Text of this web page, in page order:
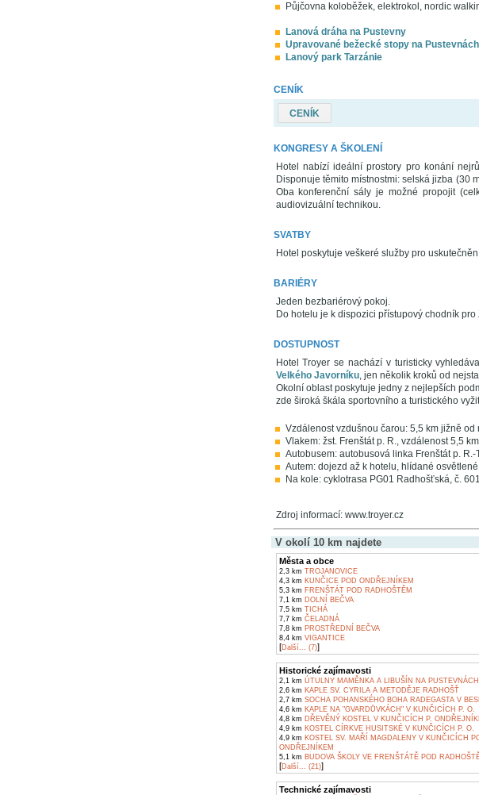
Půjčovna koloběžek, elektrokol, nordic
Lanová dráha na Pustevny
Upravované bežecké stopy na Pustevnách
Lanový park Tarzánie
CENÍK
CENÍK
KONGRESY A ŠKOLENÍ
Hotel nabízí ideální prostory pro konání
Disponuje těmito místnostmi: selská jizba (30
Oba konferenční sály je možné propojit
audiovizuální technikou.
SVATBY
Hotel poskytuje veškeré služby pro
BARIÉRY
Jeden bezbariérový pokoj.
Do hotelu je k dispozici přístupový chodník pro
DOSTUPNOST
Hotel Troyer se nachází v turisticky
Velkého Javorníku, jen několik kroků od
Okolní oblast poskytuje jedny z nejlepších
zde široká škála sportovního a turistického
Vzdálenost vzdušnou čarou: 5,5 km jižně od
Vlakem: žst. Frenštát p. R., vzdálenost 5,5
Autobusem: autobusová linka Frenštát p.
Autem: dojezd až k hotelu, hlídané
Na kole: cyklotrasa PG01 Radhošťská, č.
Zdroj informací: www.troyer.cz
V okolí 10 km najdete
Města a obce
2,3 km TROJANOVICE
4,3 km KUNČICE POD ONDŘEJNÍKEM
5,3 km FRENŠTÁT POD RADHOŠTĚM
7,1 km DOLNÍ BEČVA
7,5 km TICHÁ
7,7 km ČELADNÁ
7,8 km PROSTŘEDNÍ BEČVA
8,4 km VIGANTICE
[Další... (7)]
Historické zajímavosti
2,1 km ÚTULNY MAMĚNKA A LIBUŠÍN NA
2,6 km KAPLE SV. CYRILA A METODĚJE RADHOŠŤ
2,7 km SOCHA POHANSKÉHO BOHA RADEGASTA V
4,6 km KAPLE NA "GVARDŮVKÁCH" V KUNČICÍCH P. O.
4,8 km DŘEVĚNÝ KOSTEL V KUNČICÍCH P.
4,9 km KOSTEL CÍRKVE HUSITSKÉ V KUNČICÍCH P. O.
4,9 km KOSTEL SV. MAŘÍ MAGDALENY V KUNČICÍCH
ONDŘEJNÍKEM
5,1 km BUDOVA ŠKOLY VE FRENŠTÁTĚ POD
[Další... (21)]
Technické zajímavosti